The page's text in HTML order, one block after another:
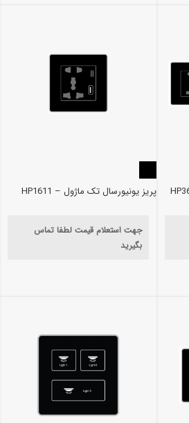
پریز یونیورسال تک ماژول – HP1611
جهت استعلام قیمت لطفا تماس
بگیرید